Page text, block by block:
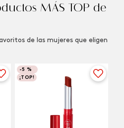
MÁS TOP de
de las mujeres que eligen
-5 %
¡TOP!